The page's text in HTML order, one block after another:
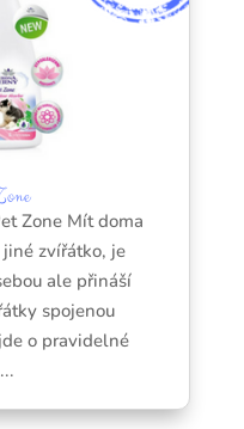
Zone Mít doma
zvířátko, je
ale přináší
spojenou
o pravidelné